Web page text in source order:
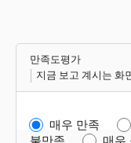
만족도평가
지금 보고 계시는 화
매우 만족